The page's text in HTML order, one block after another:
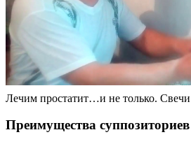
Лечим простатит…и не только.
Преимущества суппозиториев